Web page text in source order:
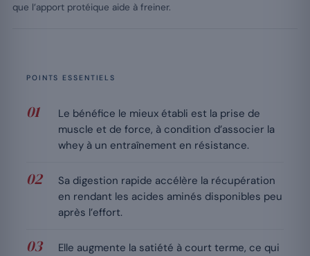
que l’apport protéique aide à freiner.
POINTS ESSENTIELS
Le bénéfice le mieux établi est la prise de
muscle et de force, à condition d’associer la
whey à un entraînement en résistance.
Sa digestion rapide accélère la récupération
en rendant les acides aminés disponibles peu
après l’effort.
Elle augmente la satiété à court terme, ce qui